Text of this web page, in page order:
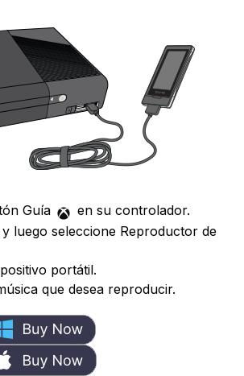
Guía
en su controlador.
y luego seleccione Reproductor de
portátil.
que desea reproducir.